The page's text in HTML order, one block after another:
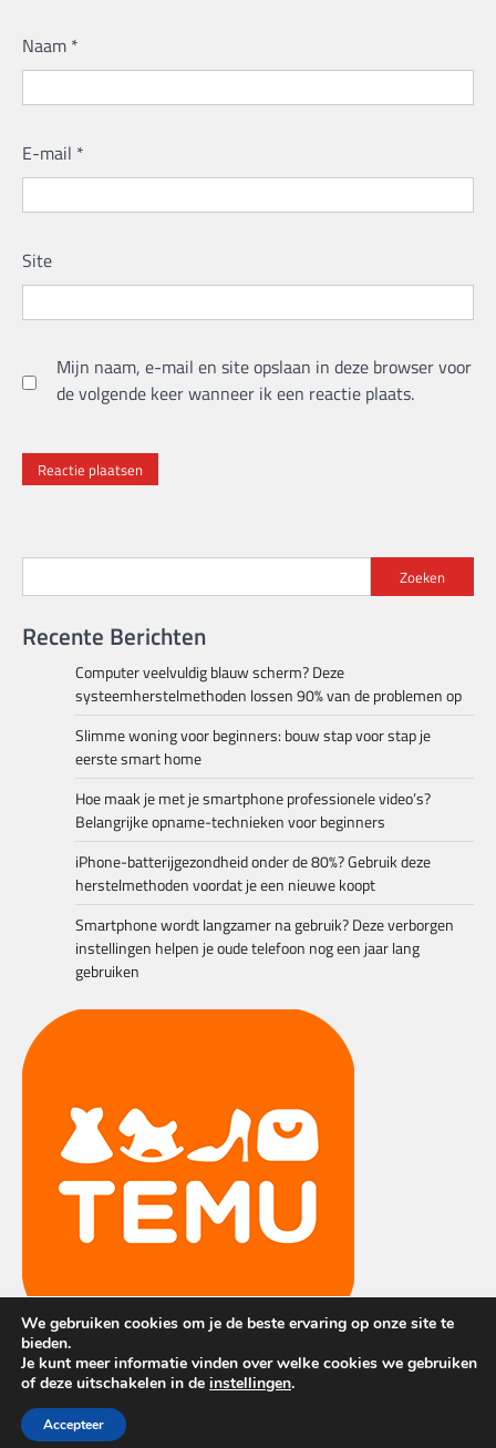
Naam *
E-mail *
Site
Mijn naam, e-mail en site opslaan in deze browser voor
de volgende keer wanneer ik een reactie plaats.
Zoeken
Recente Berichten
Computer veelvuldig blauw scherm? Deze
systeemherstelmethoden lossen 90% van de problemen op
Slimme woning voor beginners: bouw stap voor stap je
eerste smart home
Hoe maak je met je smartphone professionele video’s?
Belangrijke opname-technieken voor beginners
iPhone-batterijgezondheid onder de 80%? Gebruik deze
herstelmethoden voordat je een nieuwe koopt
Smartphone wordt langzamer na gebruik? Deze verborgen
instellingen helpen je oude telefoon nog een jaar lang
gebruiken
Copyright © 2026
Powered by WordPress
We gebruiken cookies om je de beste ervaring op onze site te
bieden.
Je kunt meer informatie vinden over welke cookies we gebruiken
of deze uitschakelen in de instellingen.
Accepteer